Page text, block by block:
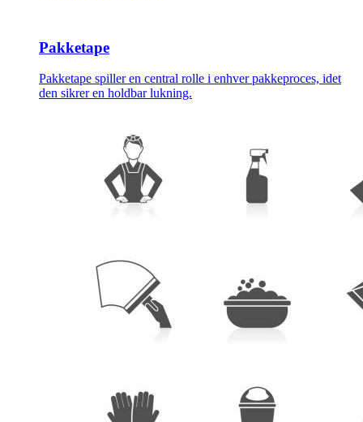
Pakketape
Pakketape spiller en central rolle i enhver pakkeproces, idet
den sikrer en holdbar lukning.